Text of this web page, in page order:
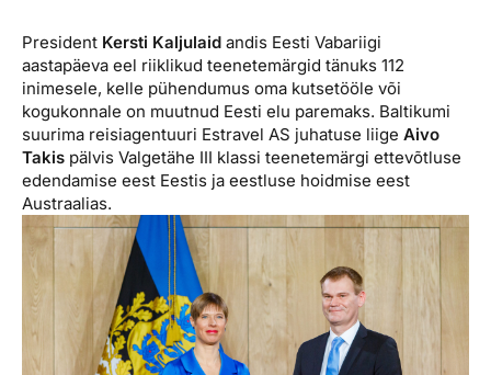
Airalo eSIM
Reisija meelespea
Platinum Club
Püsisoodustused
Boonuspunktid
Ettevõttest, kontaktid, reisikonsultandi teenus, tule
tööle, uudised...
Ettevõttest
Kontaktid
Reisikonsultandi teenus
Tule tööle
Uudised
President Kersti Kaljulaid andis Eesti Vabariigi
aastapäeva eel riiklikud teenetemärgid tänuks 112
inimesele, kelle pühendumus oma kutsetööle või
kogukonnale on muutnud Eesti elu paremaks. Baltikumi
suurima reisiagentuuri Est­ravel AS juhatuse liige Aivo
Takis pälvis Valgetähe III klassi teenetemärgi ettevõtluse
edendamise eest Eestis ja eestluse hoidmise eest
Austraalias.